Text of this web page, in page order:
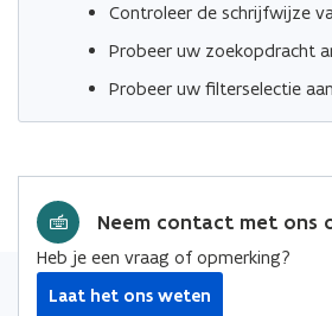
Controleer de schrijfwijze
Probeer uw zoekopdracht
Probeer uw filterselectie
Neem contact met ons
Heb je een vraag of opmerking?
Laat het ons weten